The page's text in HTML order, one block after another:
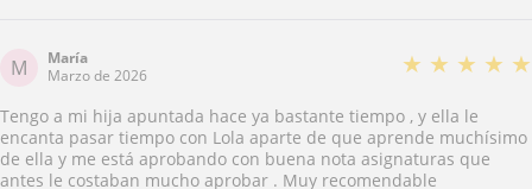
M
María
Marzo de 2026
★ ★ ★ ★ ★
Tengo a mi hija apuntada hace ya bastante tiempo , y ella le
encanta pasar tiempo con Lola aparte de que aprende muchísimo
de ella y me está aprobando con buena nota asignaturas que
antes le costaban mucho aprobar . Muy recomendable